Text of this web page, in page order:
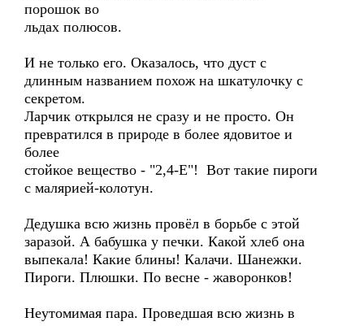
порошок во
льдах полюсов.
И не только его. Оказалось, что дуст с
длинным названием похож на шкатулочку с
секретом.
Ларчик открылся не сразу и не просто. Он
превратился в природе в более ядовитое и
более
стойкое вещество - "2,4-Е"! Вот такие пироги
с малярией-колотун.
Дедушка всю жизнь провёл в борьбе с этой
заразой. А бабушка у печки. Какой хлеб она
выпекала! Какие блины! Калачи. Шанежки.
Пироги. Плюшки. По весне - жаворонков!
Неутомимая пара. Проведшая всю жизнь в